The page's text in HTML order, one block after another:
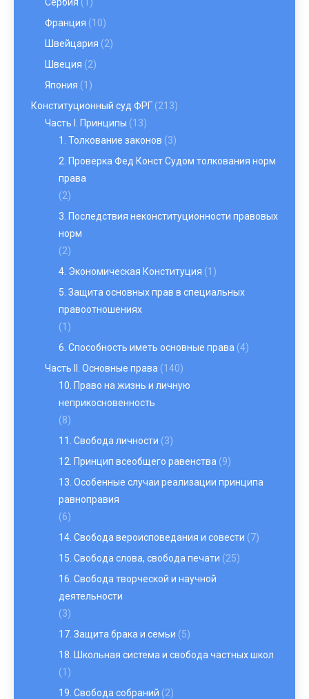
Франция (10)
Швейцария (2)
Швеция (2)
Япония (1)
Конституционный суд ФРГ (213)
Часть I. Принципы (13)
1. Толкование законов (3)
2. Проверка Фед Конст Судом толкования норм
права
(2)
3. Последствия неконституционности правовых
норм
(2)
4. Экономическая Конституция (1)
5. Защита основных прав в специальных
правоотношениях
(1)
6. Способность иметь основные права (4)
Часть II. Основные права (140)
10. Право на жизнь и личную
неприкосновенность
(8)
11. Свобода личности (3)
12. Принцип всеобщего равенства (9)
13. Особенные случаи реализации принципа
равноправия
(6)
14. Свобода вероисповедания и совести (7)
15. Свобода слова, свобода печати (25)
16. Свобода творческой и научной
деятельности
(3)
17. Защита брака и семьи (5)
18. Школьная система и свобода частных школ
(1)
19. Свобода собраний (2)